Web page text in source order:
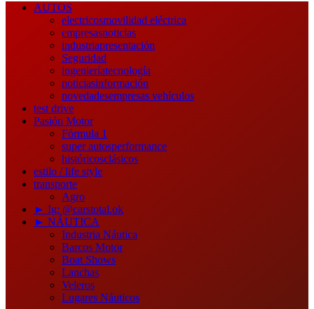
Menú
AUTOS
electricosmovilidad eléctrica
empresasnoticias
industriapresentación
Seguridad
ingenieríatecnología
noticiasinformación
novedadesempresas vehículos
test drive
Pasión Motor
Fórmula 1
super autosperformance
históricosclásicos
estilo / life style
transporte
Agro
► Ig: @carstotal.ok
► NÁUTICA
Industria Náutica
Barcos Motor
Boat Shows
Lanchas
Veleros
Lugares Náuticos